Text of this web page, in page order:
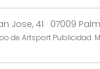
Jose, 41 · 07009
de Artsport